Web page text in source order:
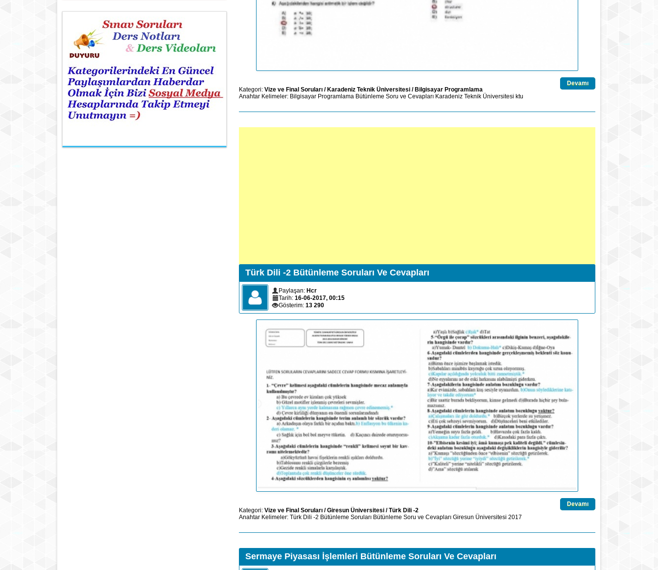
Devamı
Kategori: Vize ve Final Soruları / Karadeniz Teknik Üniversitesi / Bilgisayar Programlama
Anahtar Kelimeler: Bilgisayar Programlama Bütünleme Soru ve Cevapları Karadeniz Teknik Üniversitesi ktu
Türk Dili -2 Bütünleme Soruları Ve Cevapları
Paylaşan: Hcr
Tarih: 16-06-2017, 00:15
Gösterim: 13 290
Devamı
Kategori: Vize ve Final Soruları /Giresun Üniversitesi /Türk Dili -2
Anahtar Kelimeler: Türk Dili -2 Bütünleme Soruları Bütünleme Soru ve Cevapları Giresun Üniversitesi 2017
Sermaye Piyasası İşlemleri Bütünleme Soruları Ve Cevapları